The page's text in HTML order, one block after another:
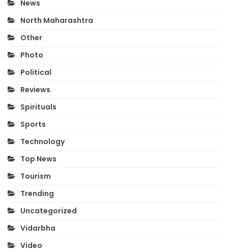
News
North Maharashtra
Other
Photo
Political
Reviews
Spirituals
Sports
Technology
Top News
Tourism
Trending
Uncategorized
Vidarbha
Video